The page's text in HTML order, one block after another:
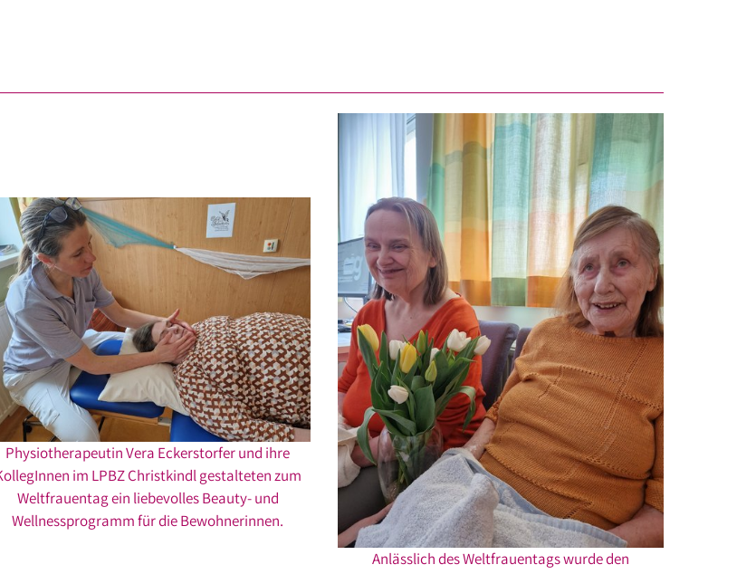
Physiotherapeutin Vera Eckerstorfer und ihre
im LPBZ Christkindl gestalteten zum
Weltfrauentag ein liebevolles Beauty- und
Wellnessprogramm für die Bewohnerinnen.
Anlässlich des Weltfrauentags wurde den